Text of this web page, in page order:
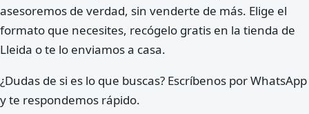
asesoremos de verdad, sin venderte de más. Elige el
formato que necesites, recógelo gratis en la tienda de
Lleida o te lo enviamos a casa.
¿Dudas de si es lo que buscas? Escríbenos por WhatsApp
y te respondemos rápido.